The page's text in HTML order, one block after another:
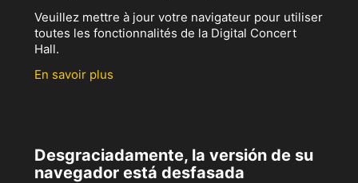
Veuillez mettre à jour votre navigateur pour utiliser
toutes les fonctionnalités de la Digital Concert
Hall.
En savoir plus
Desgraciadamente, la versión de su
navegador está desfasada